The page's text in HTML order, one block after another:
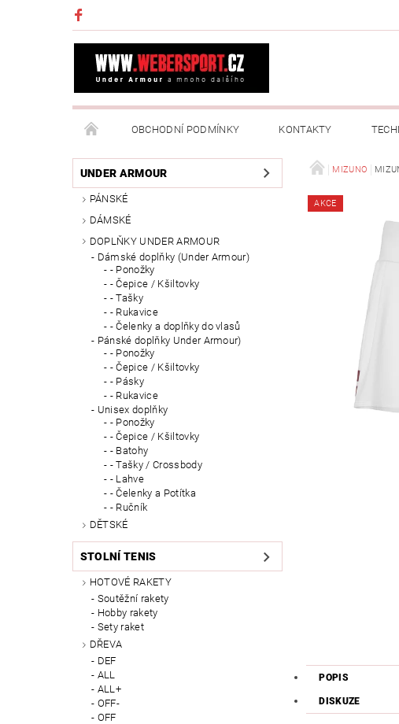
OBCHODNÍ PODMÍNKY KONTAKTY
NAPIŠTE NÁM MOJE OBJEDNÁVKA
UNDER ARMOUR
PÁNSKÉ
DÁMSKÉ
DOPLŇKY UNDER ARMOUR
Dámské doplňky (Under Armour)
- Ponožky
- Čepice / Kšiltovky
- Tašky
- Rukavice
- Čelenky a doplňky do vlasů
Pánské doplňky Under Armour)
- Ponožky
- Čepice / Kšiltovky
- Pásky
- Rukavice
Unisex doplňky
- Ponožky
- Čepice / Kšiltovky
- Batohy
- Tašky / Crossbody
- Lahve
- Čelenky a Potítka
- Ručník
DĚTSKÉ
STOLNÍ TENIS
HOTOVÉ RAKETY
Soutěžní rakety
Hobby rakety
Sety raket
DŘEVA
DEF
ALL
ALL+
OFF-
OFF
MIZUNO
AKCE
POPIS
DISKUZE